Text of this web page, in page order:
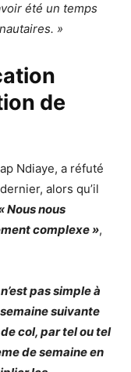
été un temps
»
de
Ndiaye, a réfuté
alors qu’il
Nous nous
complexe »,
pas simple à
suivante
col, par tel ou tel
de semaine en